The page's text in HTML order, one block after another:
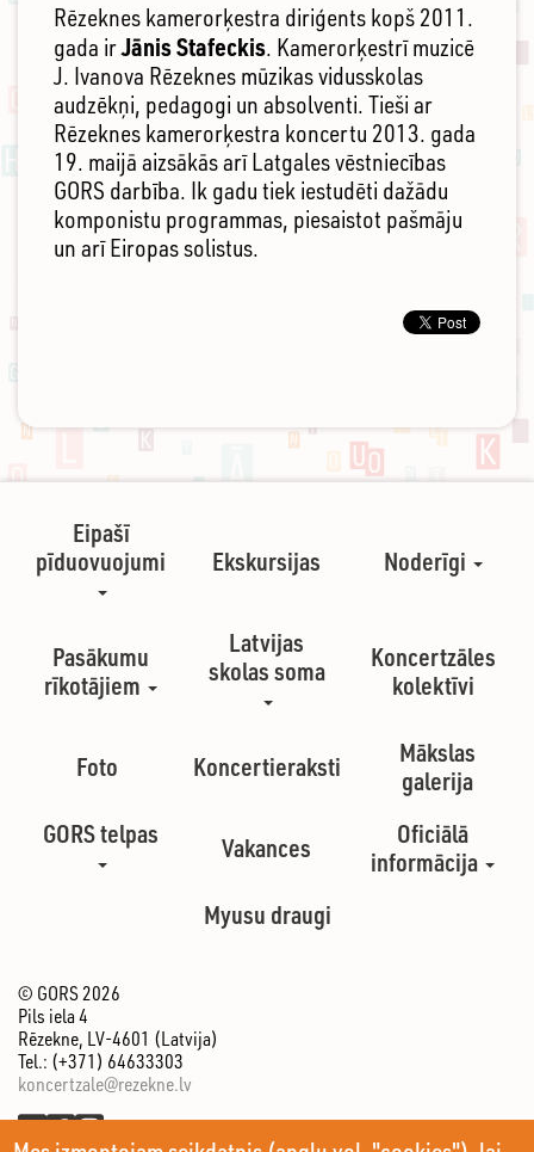
Rēzeknes kamerorķestra diriģents kopš 2011.
gada irJānis Stafeckis. Kamerorķestrī muzicē
J. Ivanova Rēzeknes mūzikas vidusskolas
audzēkņi, pedagogi un absolventi. Tieši ar
Rēzeknes kamerorķestra koncertu 2013. gada
19. maijā aizsākās arī Latgales vēstniecības
GORS darbība. Ik gadu tiek iestudēti dažādu
komponistu programmas, piesaistot pašmāju
un arī Eiropas solistus.
Eipašī
pīduovuojumi
Ekskursijas Noderīgi
Pasākumu
rīkotājiem
Latvijas
skolas soma
Koncertzāles
kolektīvi
Foto Koncertieraksti
Mākslas
galerija
GORS telpas
Vakances
Oficiālā
informācija
Myusu draugi
© GORS 2026
Pils iela 4
Rēzekne, LV-4601 (Latvija)
Tel.: (+371) 64633303
koncertzale@rezekne.lv